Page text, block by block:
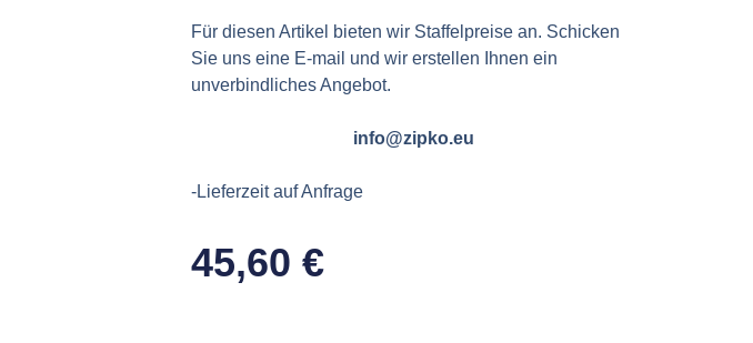
Für diesen Artikel bieten wir Staffelpreise an. Schicken
Sie uns eine E-mail und wir erstellen Ihnen ein
unverbindliches Angebot.
info@zipko.eu
-Lieferzeit auf Anfrage
45,60 €